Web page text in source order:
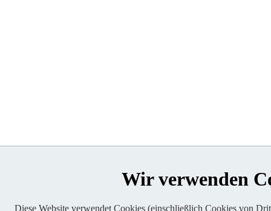
Wir verwenden
Diese Website verwendet Cookies (einschließlich Cookies von